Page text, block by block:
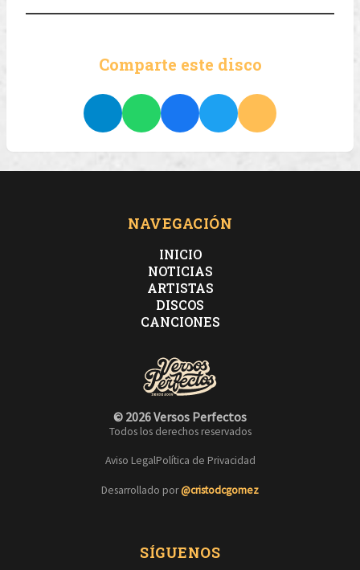
Comparte este disco
NAVEGACIÓN
INICIO
NOTICIAS
ARTISTAS
DISCOS
CANCIONES
© 2026 Versos Perfectos
Todos los derechos reservados
Aviso LegalPolítica de Privacidad
Desarrollado por@cristodcgomez
SÍGUENOS